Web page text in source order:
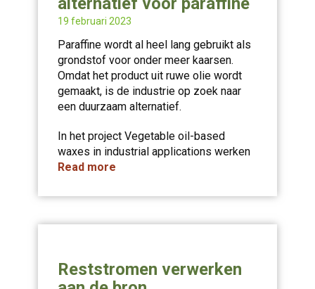
19 februari 2023
Paraffine wordt al heel lang gebruikt als
grondstof voor onder meer kaarsen.
Omdat het product uit ruwe olie wordt
gemaakt, is de industrie op zoek naar
een duurzaam alternatief.
In het project Vegetable oil-based
waxes in industrial applications werken
Read more
Reststromen verwerken